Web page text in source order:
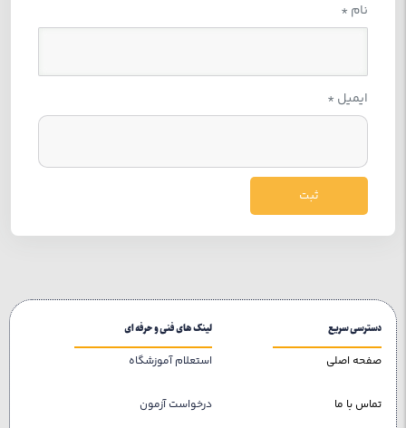
نام *
ایمیل *
دسترسی سریع
صفحه اصلی
تماس با ما
لینک های فنی و حرفه ای
استعلام آموزشگاه
درخواست آزمون